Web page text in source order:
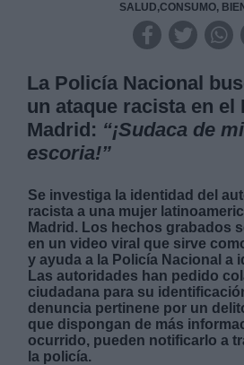
SALUD,CONSUMO,
La Policía Nacional
un ataque racista en el
Madrid: “¡Sudaca de
escoria!”
Se investiga la identidad del
racista a una mujer
Madrid. Los hechos grabados
en un video viral que sirve
y ayuda a la Policía Nacional a
Las autoridades han pedido
ciudadana para su
denuncia pertinene por un
que dispongan de más
ocurrido, pueden notificarlo a
la policía.
Legitimación:
Derechos: